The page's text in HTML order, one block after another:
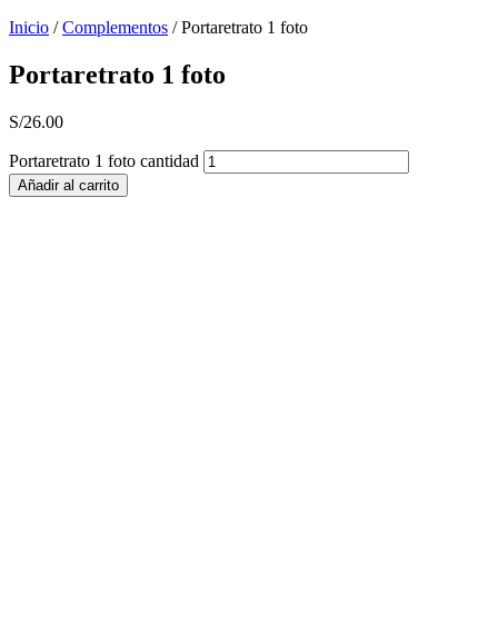
Inicio /Complementos / Portaretrato 1 foto
Portaretrato 1 foto
S/26.00
Portaretrato 1 foto cantidad
Añadir al carrito